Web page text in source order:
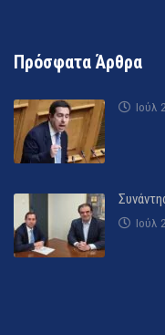
Πρόσφατα Άρθρα
Ιούλ
Ιούλ